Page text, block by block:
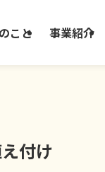
こと 事業紹介
付け